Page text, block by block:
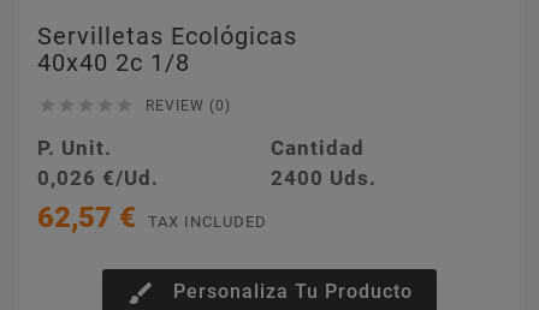
Servilletas Ecológicas
40x40 2c 1/8
     REVIEW (0)
P. Unit.
Cantidad
0,026 €/Ud.
2400 Uds.
62,57 € TAX INCLUDED
brush Personaliza Tu Producto